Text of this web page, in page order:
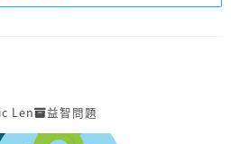
Len 益智問題